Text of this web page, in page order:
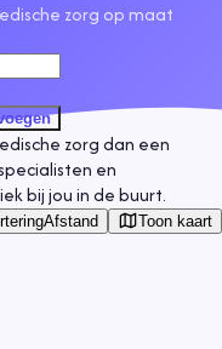
zorg op maat
zorg dan een
en
bij jou in de buurt.
Afstand Toon kaart